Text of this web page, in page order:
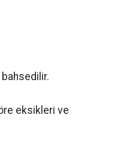
eksikleri ve